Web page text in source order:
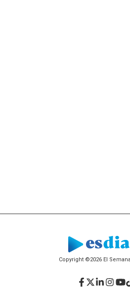
Copyright ©2026 El
Facebook
Twitter